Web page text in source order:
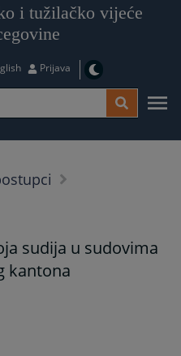
i tužilačko vijeće
Prijava
sudija u sudovima
kantona